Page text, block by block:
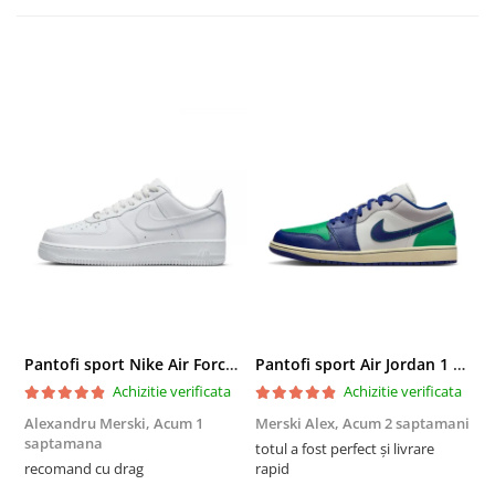
Pantofi sport Nike Air Force 1 '07
Achizitie verificata
Alexandru Merski, Acum 1
saptamana
recomand cu drag
Pantofi sport Air Jordan 1 Low
Achizitie verificata
Merski Alex, Acum 2 saptamani
totul a fost perfect și livrare
rapid